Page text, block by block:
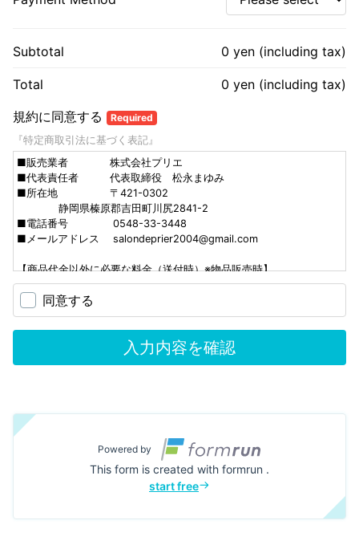
Subtotal 0 yen (including tax)
Total
0 yen (including tax)
規約に同意する
Required
『特定商取引法に基づく表記』
■販売業者 株式会社プリエ
■代表責任者 代表取締役 松永まゆみ
■所在地 〒421-0302
静岡県榛原郡吉田町川尻2841-2
■電話番号 0548-33-3448
■メールアドレス salondeprier2004@gmail.com
【商品代金以外に必要な料金（送付時）※物品販売時】
■送料（全国一律物販商品のみ800円お値段に含まれております）
■銀行振込手数料
■サービス/デジタルコンテンツの場合
お支払い手続き完了後、3日以内にご予約、注文内容確認のメールを
お送りいたします
初期不良の場合、商品到着日より7日以内であれば返品・交換を承り
同意する
入力内容を確認
Powered by
This form is created with formrun .
start free